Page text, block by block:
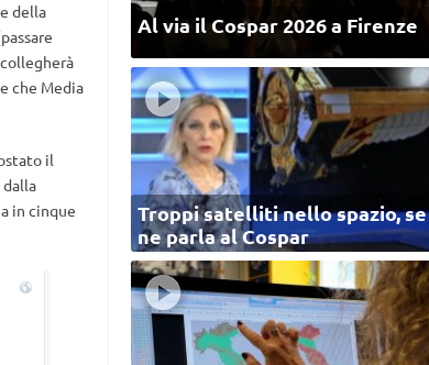
della
che Media
il
in cinque
Al via il Cospar 2026 a Firenze
Troppi satelliti nello spazio, se
ne parla al Cospar